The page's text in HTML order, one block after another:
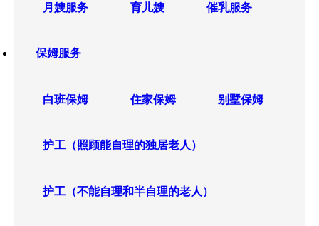
月嫂服务 育儿嫂 催乳服务
保姆服务
白班保姆 住家保姆 别墅保姆
护工（照顾能自理的独居老人）
护工（不能自理和半自理的老人）